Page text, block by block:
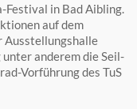
Festival in Bad Aibling.
auf dem
Ausstellungshalle
anderem die Seil-
Vorführung des TuS